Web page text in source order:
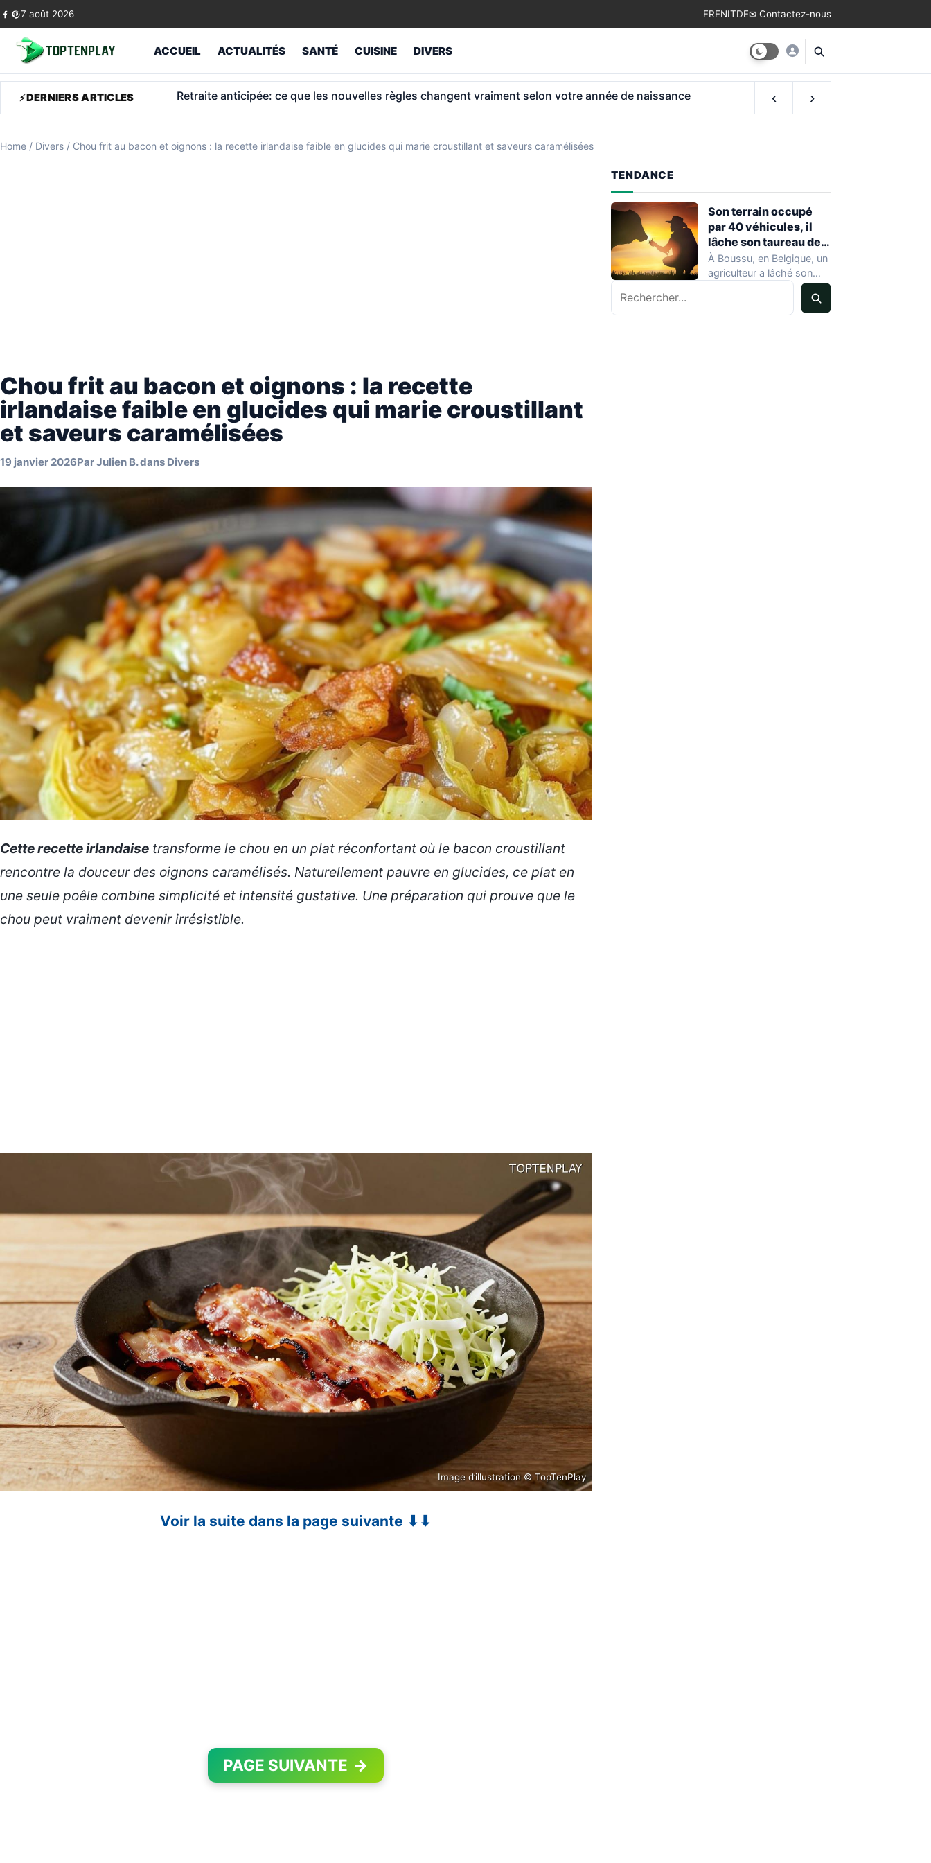
Skip to content
7 août 2026 FRENITDE✉ Contactez-nous
ACCUEIL ACTUALITÉS SANTÉ CUISINE DIVERS
DERNIERS ARTICLES Médecin généraliste libéral: 2 966 € de retraite à 65 ans après 40 ans ‹ ›
Home / Divers / Chou frit au bacon et oignons : la recette irlandaise faible en glucides qui marie croustillant et saveurs caramélisées
Chou frit au bacon et oignons : la recette
irlandaise faible en glucides qui marie croustillant
et saveurs caramélisées
19 janvier 2026ParJulien B.dans Divers
Cette recette irlandaise transforme le chou en un plat réconfortant où le bacon croustillant
rencontre la douceur des oignons caramélisés. Naturellement pauvre en glucides, ce plat en
une seule poêle combine simplicité et intensité gustative. Une préparation qui prouve que le
chou peut vraiment devenir irrésistible.
Image d’illustration © TopTenPlay
Voir la suite dans la page suivante ⬇⬇
PAGE SUIVANTE →
TENDANCE
Son terrain occupé
par 40 véhicules, il
lâche son taureau de
800 kg
À Boussu, en Belgique, un
agriculteur a lâché son
taureau de 800 kilos sur…